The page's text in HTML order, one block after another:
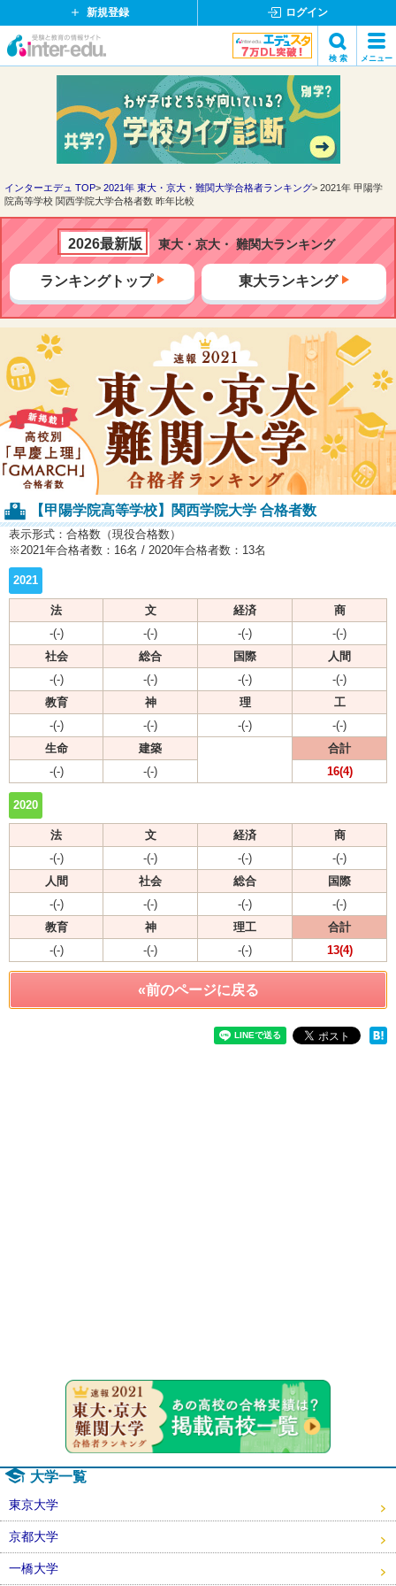
新規登録 ログイン
イ
ド
ッ
ト
検 索 メニュー
検索
インターエデュ TOP 2021年 東大・京大・難関大学合格者ランキング
2021年 甲陽学
院高等学校 関西学院大学合格者数 昨年比較
2026最新版 東大・京大・ 難関大ランキング
ランキングトップ 東大ランキング
【甲陽学院高等学校】関西学院大学 合格者数
表示形式：合格数（現役合格数）
※2021年合格者数：16名 / 2020年合格者数：13名
2021
法 文 経済
商
-(-)
-(-) -(-)
-(-)
社会
総合 国際
人間
-(-)
-(-) -(-)
-(-)
教育
神 理
工
-(-)
-(-) -(-)
-(-)
生命
建築
合計
-(-)
-(-) 16(4)
2020
法 文 経済
商
-(-)
-(-) -(-)
-(-)
人間
社会 総合
国際
-(-)
-(-) -(-)
-(-)
教育
神 理工
合計
-(-)
-(-) -(-) 13(4)
«前のページに戻る
大学一覧
東京大学
京都大学
一橋大学